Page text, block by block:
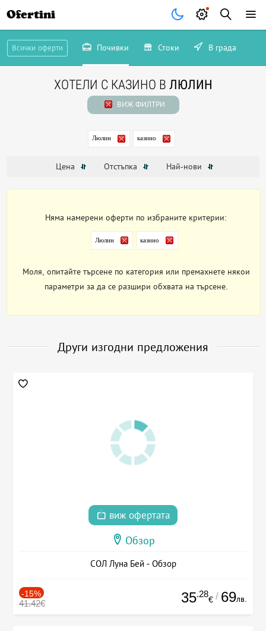
Ofertini
Всички оферти Почивки Стоки В града
ХОТЕЛИ С КАЗИНО В ЛЮЛИН
ВИЖ ФИЛТРИ
Люлин казино
Цена Отстъпка Най-нови
Няма намерени оферти по избраните критерии:
Люлин казино
Моля, опитайте търсене по категория или премахнете някои
параметри за да се разшири обхвата на търсене.
Други изгодни предложения
виж офертата
Обзор
СОЛ Луна Бей - Обзор
-15%
41.42€ 35.28
€ / 69лв.